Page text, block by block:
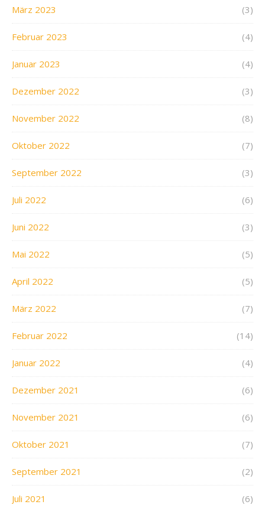
März 2023 (3)
Februar 2023 (4)
Januar 2023 (4)
Dezember 2022 (3)
November 2022 (8)
Oktober 2022 (7)
September 2022 (3)
Juli 2022 (6)
Juni 2022 (3)
Mai 2022 (5)
April 2022 (5)
März 2022 (7)
Februar 2022 (14)
Januar 2022 (4)
Dezember 2021 (6)
November 2021 (6)
Oktober 2021 (7)
September 2021 (2)
Juli 2021 (6)